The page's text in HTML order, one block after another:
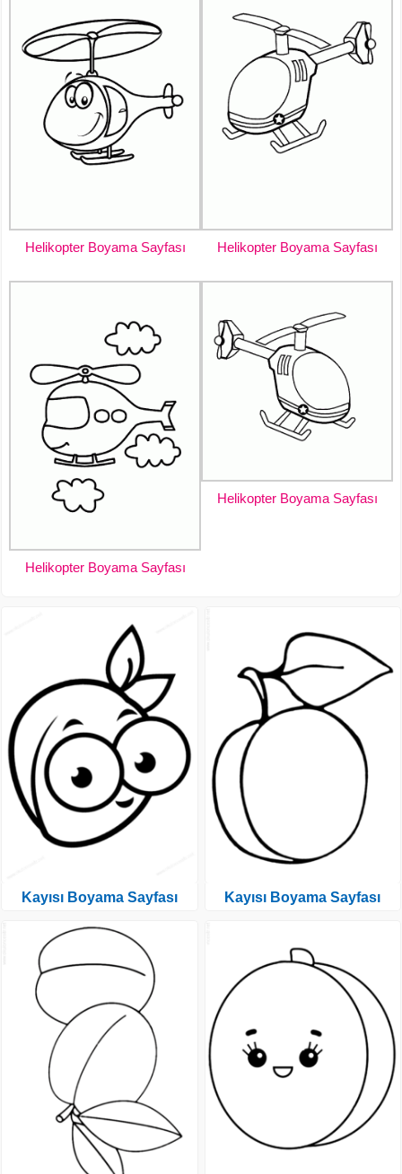
Helikopter Boyama Sayfası Helikopter Boyama Sayfası
Helikopter Boyama Sayfası
Helikopter Boyama Sayfası
Kayısı Boyama Sayfası Kayısı Boyama Sayfası